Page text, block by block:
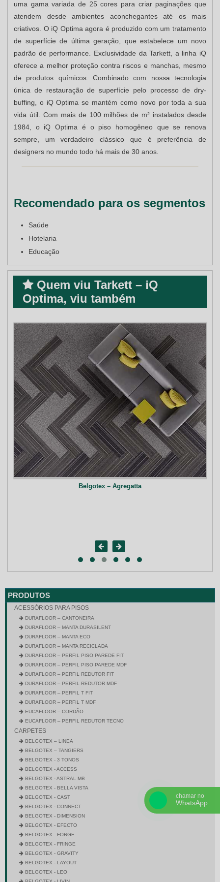
uma gama variada de 25 cores para criar paginações que
atendem desde ambientes aconchegantes até os mais
criativos. O iQ Optima agora é produzido com um tratamento
de superfície de última geração, que estabelece um novo
padrão de performance. Exclusividade da Tarkett, a linha iQ
oferece a melhor proteção contra riscos e manchas, mesmo
de produtos químicos. Combinado com nossa tecnologia
única de restauração de superfície pelo processo de dry-
buffing, o iQ Optima se mantém como novo por toda a sua
vida útil. Com mais de 100 milhões de m² instalados desde
1984, o iQ Optima é o piso homogêneo que se renova
sempre, um verdadeiro clássico que é preferência de
designers no mundo todo há mais de 30 anos.
Recomendado para os segmentos
Saúde
Hotelaria
Educação
Quem viu Tarkett – iQ
Optima, viu também
Belgotex – Agregatta
PRODUTOS
ACESSÓRIOS PARA PISOS
DURAFLOOR – CANTONEIRA
DURAFLOOR – MANTA DURASILENT
DURAFLOOR – MANTA ECO
DURAFLOOR – MANTA RECICLADA
DURAFLOOR – PERFIL PISO PAREDE FIT
DURAFLOOR – PERFIL PISO PAREDE MDF
DURAFLOOR – PERFIL REDUTOR FIT
DURAFLOOR – PERFIL REDUTOR MDF
DURAFLOOR – PERFIL T FIT
DURAFLOOR – PERFIL T MDF
EUCAFLOOR – CORDÃO
EUCAFLOOR – PERFIL REDUTOR TECNO
CARPETES
BELGOTEX – LINEA
BELGOTEX – TANGIERS
BELGOTEX - 3 TONOS
BELGOTEX - ACCESS
BELGOTEX - ASTRAL MB
BELGOTEX - BELLA VISTA
BELGOTEX - CAST
BELGOTEX - CONNECT
BELGOTEX - DIMENSION
BELGOTEX - EFECTO
BELGOTEX - FORGE
BELGOTEX - FRINGE
BELGOTEX - GRAVITY
BELGOTEX - LAYOUT
BELGOTEX - LEO
chamar no
WhatsApp